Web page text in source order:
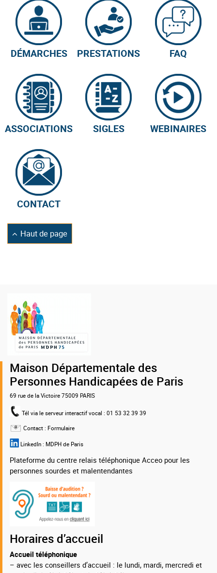
DÉMARCHES PRESTATIONS FAQ
ASSOCIATIONS SIGLES WEBINAIRES
CONTACT
Retourner
en
Haut de page
Logo
de
la
MDPH
Maison Départementale des
Personnes Handicapées de Paris
69 rue de la Victoire 75009 PARIS
Tél via le serveur interactif vocal : 01 53 32 39 39
Contact : Formulaire
LinkedIn : MDPH de Paris
Plateforme du centre relais téléphonique Acceo pour les
personnes sourdes et malentendantes
Horaires d’accueil
Accueil téléphonique
– avec les conseillers d’accueil : le lundi, mardi, mercredi et